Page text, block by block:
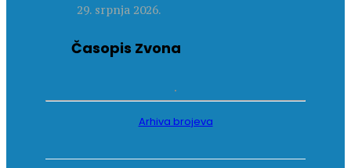
29. srpnja 2026.
Časopis Zvona
Arhiva brojeva